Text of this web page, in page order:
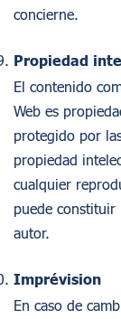
concierne.
Propiedad
El contenido
Web es
protegido por
propiedad
cualquier
puede
autor.
Imprévision
En caso de